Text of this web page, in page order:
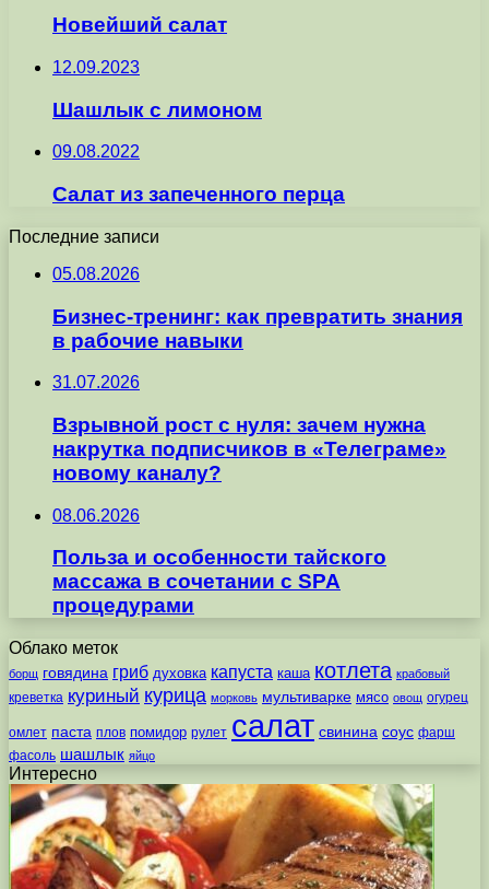
Новейший салат
12.09.2023
Шашлык с лимоном
09.08.2022
Салат из запеченного перца
Последние записи
05.08.2026
Бизнес-тренинг: как превратить знания
в рабочие навыки
31.07.2026
Взрывной рост с нуля: зачем нужна
накрутка подписчиков в «Телеграме»
новому каналу?
08.06.2026
Польза и особенности тайского
массажа в сочетании с SPA
процедурами
Облако меток
борщ говядина гриб духовка капуста каша котлета крабовый
креветка куриный курица морковь мультиварке мясо овощ огурец
омлет паста плов помидор рулет салат свинина соус фарш
фасоль шашлык яйцо
Интересно